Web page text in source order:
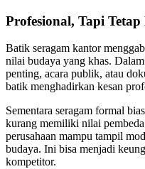
Profesional, Tapi
Batik seragam kantor
nilai budaya yang khas.
penting, acara publik, atau
batik menghadirkan kesan
Sementara seragam formal
kurang memiliki nilai
perusahaan mampu tampil
budaya. Ini bisa menjadi
kompetitor.